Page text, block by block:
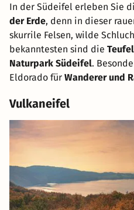
In der Südeifel erleben Sie
der Erde, denn in dieser
skurrile Felsen, wilde
bekanntesten sind die
Naturpark Südeifel.
Eldorado für Wanderer und
Vulkaneifel